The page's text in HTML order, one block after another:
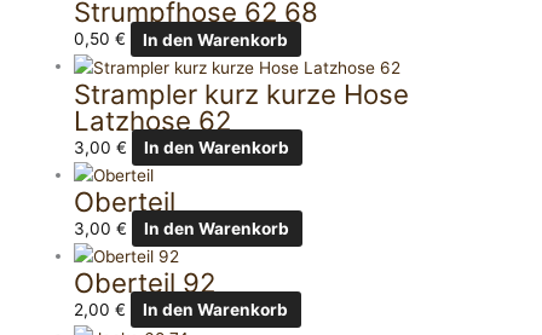
Strumpfhose 62 68
0,50€ In den Warenkorb
Strampler kurz kurze Hose
Latzhose 62
3,00€ In den Warenkorb
Oberteil
3,00€ In den Warenkorb
Oberteil 92
2,00€ In den Warenkorb